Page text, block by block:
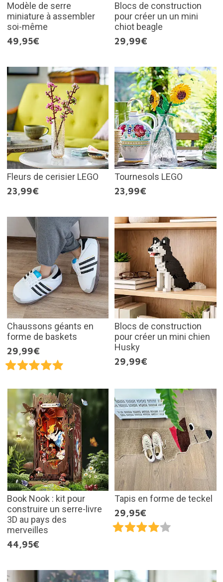
Modèle de serre
miniature à assembler
soi-même
49,95€
Blocs de construction
pour créer un un mini
chiot beagle
29,99€
Fleurs de cerisier LEGO
23,99€
Tournesols LEGO
23,99€
Chaussons géants en
forme de baskets
29,99€
Blocs de construction
pour créer un mini chien
Husky
29,99€
Book Nook : kit pour
construire un serre-livre
3D au pays des
merveilles
44,95€
Tapis en forme de teckel
29,95€